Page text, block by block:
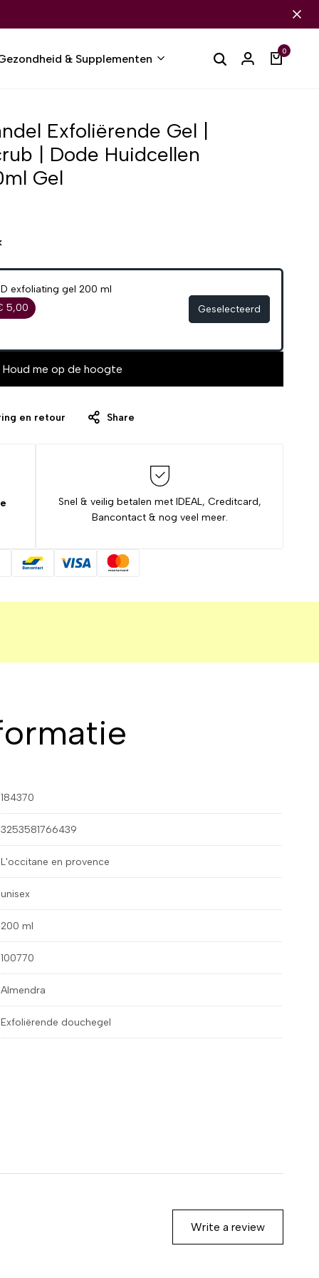
& Supplementen
0
Exfoliërende Gel |
| Dode Huidcellen
Gel
exfoliating gel 200 ml
5,00
Geselecteerd
Houd me op de hoogte
en retour Share
Snel & veilig betalen met IDEAL, Creditcard,
Bancontact & nog veel meer.
184370
3253581766439
L'occitane en provence
unisex
200 ml
100770
Almendra
Exfoliërende douchegel
Write a review